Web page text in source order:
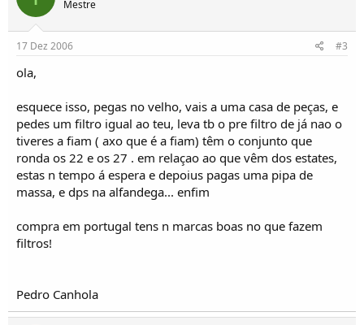
Mestre
17 Dez 2006 #3
ola,
esquece isso, pegas no velho, vais a uma casa de peças, e
pedes um filtro igual ao teu, leva tb o pre filtro de já nao o
tiveres a fiam ( axo que é a fiam) têm o conjunto que
ronda os 22 e os 27 . em relaçao ao que vêm dos estates,
estas n tempo á espera e depoius pagas uma pipa de
massa, e dps na alfandega... enfim
compra em portugal tens n marcas boas no que fazem
filtros!
Pedro Canhola